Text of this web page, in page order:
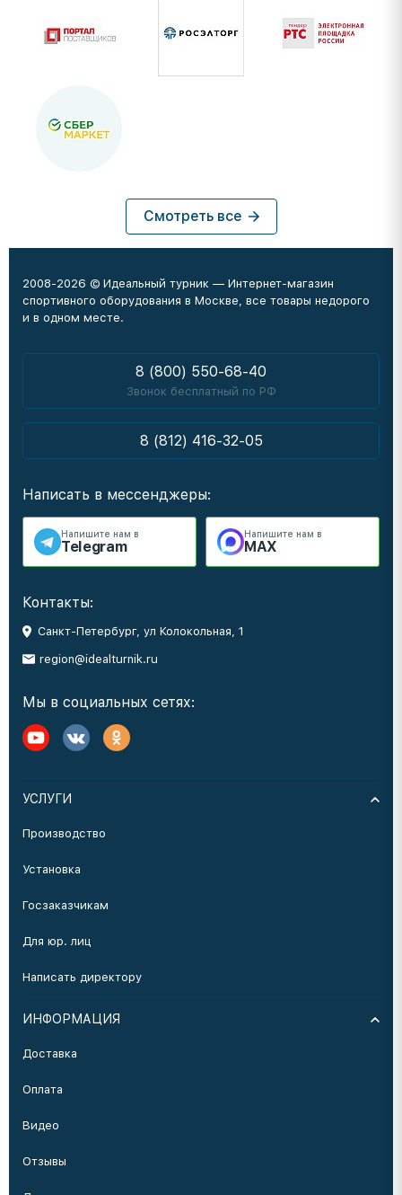
Смотреть все
2008-2026 © Идеальный турник — Интернет-магазин
спортивного оборудования в Москве, все товары недорого
и в одном месте.
8 (800) 550-68-40
Звонок бесплатный по РФ
8 (812) 416-32-05
Написать в мессенджеры:
Напишите нам в
Telegram
Напишите нам в
MAX
Контакты:
Санкт-Петербург, ул Колокольная, 1
region@idealturnik.ru
Мы в социальных сетях:
УСЛУГИ
Производство
Установка
Госзаказчикам
Для юр. лиц
Написать директору
ИНФОРМАЦИЯ
Доставка
Оплата
Видео
Отзывы